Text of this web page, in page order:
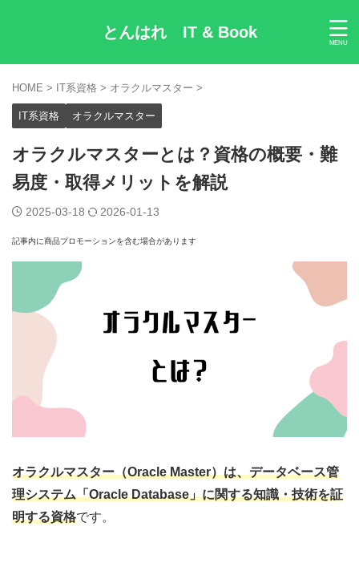
とんはれ IT & Book
HOME > IT系資格 > オラクルマスター >
IT系資格 オラクルマスター
オラクルマスターとは？資格の概要・難
易度・取得メリットを解説
2025-03-18 2026-01-13
記事内に商品プロモーションを含む場合があります
オラクルマスター（Oracle Master）は、データベース管
理システム「Oracle Database」に関する知識・技術を証
明する資格です。